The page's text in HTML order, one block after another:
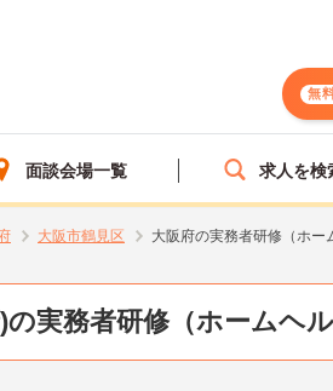
無
面談会場一覧 求人を検
大阪市鶴見区 大阪府の実務者研修（ホ
実務者研修（ホームヘル